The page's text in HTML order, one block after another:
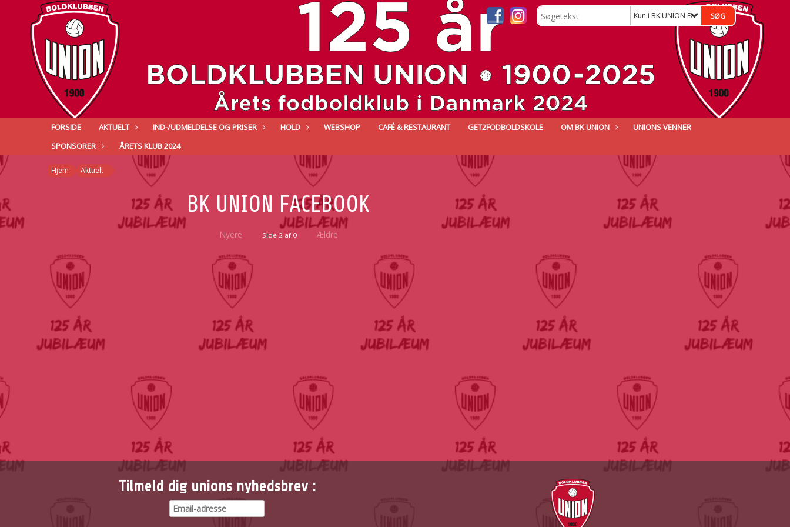
Kun i BK UNION FACEBOOK
FORSIDE AKTUELT IND-/UDMELDELSE OG PRISER HOLD WEBSHOP CAFÉ & RESTAURANT GET2FODBOLDSKOLE OM BK UNION
UNIONS VENNER
SPONSORER
ÅRETS KLUB 2024
Hjem Aktuelt
BK UNION FACEBOOK
Nyere Side 2 af 0 Ældre
Tilmeld dig unions nyhedsbrev :